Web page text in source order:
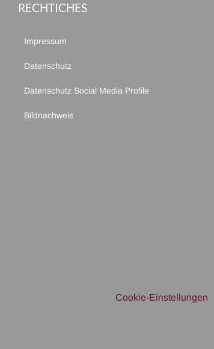
RECHTICHES
Impressum
Datenschutz
Datenschutz Social Media Profile
Bildnachweis
Cookie-Einstellungen